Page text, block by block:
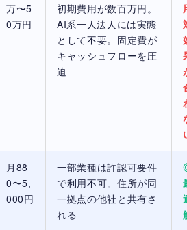
万〜5
0万円
初期費用が数百万円。
AI系一人法人には実態
として不要。固定費が
キャッシュフローを圧
迫
月88
0〜5,
000円
一部業種は許認可要件
で利用不可。住所が同
一拠点の他社と共有さ
れる